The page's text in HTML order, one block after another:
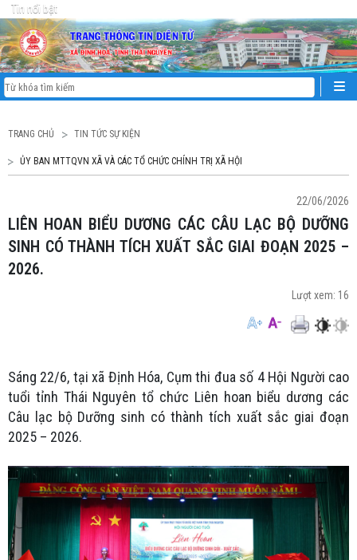
Tin nổi bật
TRANG CHỦ TIN TỨC SỰ KIỆN
ỦY BAN MTTQVN XÃ VÀ CÁC TỔ CHỨC CHÍNH TRỊ XÃ HỘI
22/06/2026
LIÊN HOAN BIỂU DƯƠNG CÁC CÂU LẠC BỘ DƯỠNG
SINH CÓ THÀNH TÍCH XUẤT SẮC GIAI ĐOẠN 2025 –
2026.
Lượt xem: 16
Sáng 22/6, tại xã Định Hóa, Cụm thi đua số 4 Hội Người cao
tuổi tỉnh Thái Nguyên tổ chức Liên hoan biểu dương các
Câu lạc bộ Dưỡng sinh có thành tích xuất sắc giai đoạn
2025 – 2026.